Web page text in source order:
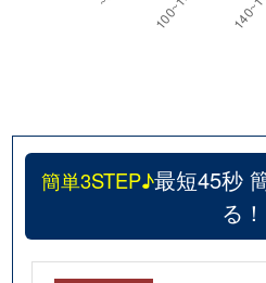
簡単3STEP♪最短45秒
る！